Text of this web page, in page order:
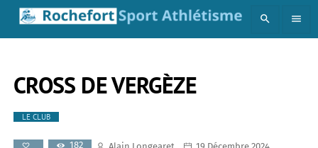
search menu
CROSS DE VERGÈZE
LE CLUB
182